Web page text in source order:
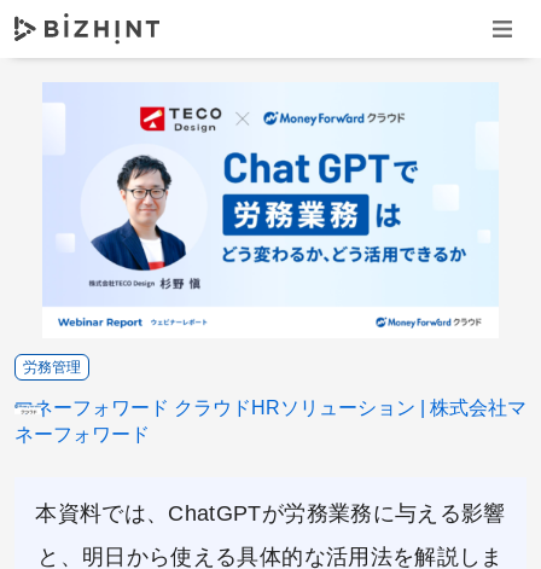
ナビ
本資料では、ChatGPTが労務業務に与える影響
と、明日から使える具体的な活用法を解説しま
労務管理
マネーフォワード クラウドHRソリューション
株式会社マ
ネーフォワード